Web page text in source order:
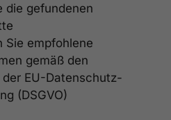
die gefundenen
Sie empfohlene
gemäß den
EU-Datenschutz-
(DSGVO)